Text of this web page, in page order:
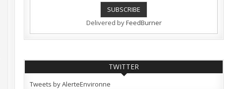
Delivered byFeedBurner
TWITTER
Tweets by AlerteEnvironne